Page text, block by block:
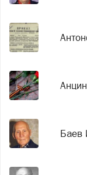
Баев